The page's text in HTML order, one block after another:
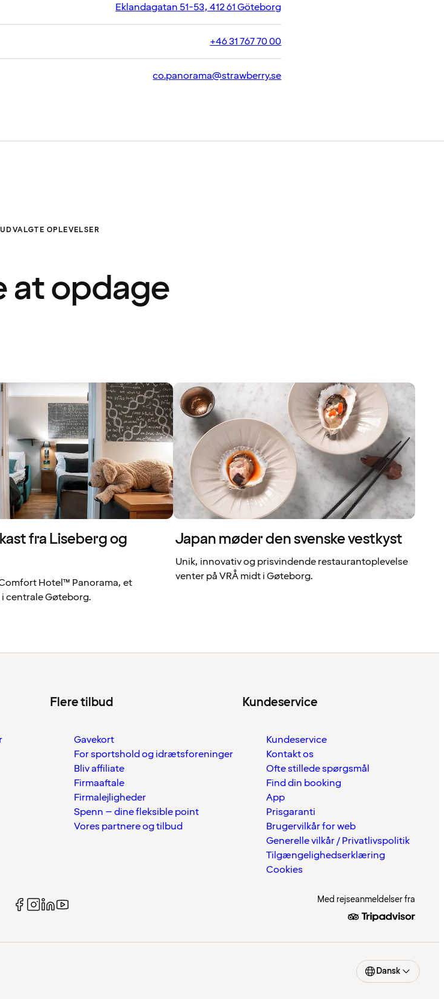
Eklandagatan 51-53, 412 61 Göteborg
+46 31 767 70 00
co.panorama@strawberry.se
UDVALGTE OPLEVELSER
at opdage
fra Liseberg og
Hotel™ Panorama, et
centrale Gøteborg.
Japan møder den svenske vestkyst
Unik, innovativ og prisvindende restaurantoplevelse
venter på VRÅ midt i Gøteborg.
Flere tilbud
Gavekort
For sportshold og idrætsforeninger
Bliv affiliate
Firmaaftale
Firmalejligheder
Spenn – dine fleksible point
Vores partnere og tilbud
Kundeservice
Kundeservice
Kontakt os
Ofte stillede spørgsmål
Find din booking
App
Prisgaranti
Brugervilkår for web
Generelle vilkår / Privatlivspolitik
Tilgængelighedserklæring
Cookies
Med rejseanmeldelser fra
Dansk